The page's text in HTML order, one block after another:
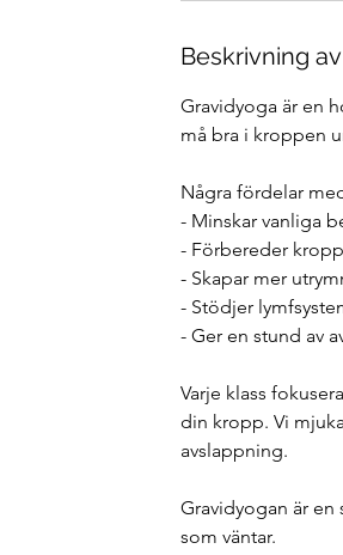
e
.
Beskrivning
Gravidyoga är en
må bra i kroppen
Några fördelar
- Minskar vanliga
- Förbereder
- Skapar mer
- Stödjer
- Ger en stund av
Varje klass
din kropp. Vi
avslappning.
Gravidyogan är
som väntar.